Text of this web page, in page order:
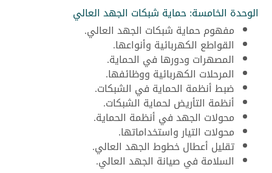
الوحدة الخامسة: حماية شبكات الجهد العالي
مفهوم حماية شبكات الجهد العالي.
القواطع الكهربائية وأنواعها.
المصهرات ودورها في الحماية.
المرحلات الكهربائية ووظائفها.
ضبط أنظمة الحماية في الشبكات.
أنظمة التأريض لحماية الشبكات.
محولات الجهد في أنظمة الحماية.
محولات التيار واستخداماتها.
تقليل أعطال خطوط الجهد العالي.
السلامة في صيانة الجهد العالي.